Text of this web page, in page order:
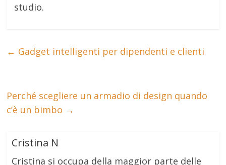
studio.
← Gadget intelligenti per dipendenti e clienti
Perché scegliere un armadio di design quando
c’è un bimbo →
Cristina N
Cristina si occupa della maggior parte delle